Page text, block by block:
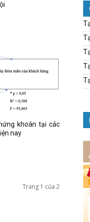
khoán tại các
nay
Trang 1 của 2